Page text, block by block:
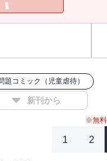
題コミック（児童虐待）
新刊から
※無料
1 2